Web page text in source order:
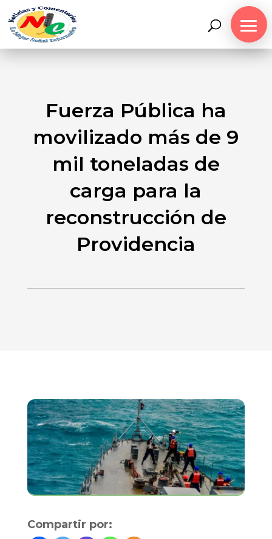
Fuerza Pública ha
movilizado más de 9
mil toneladas de
carga para la
reconstrucción de
Providencia
Compartir por: